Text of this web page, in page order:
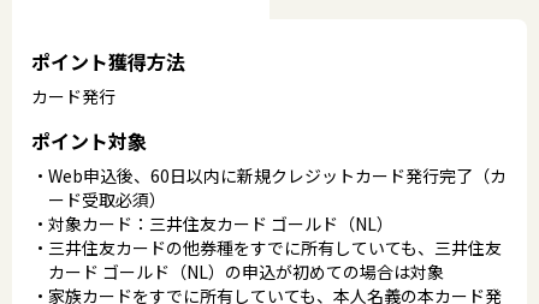
ポイント獲得方法
カード発行
ポイント対象
Web申込後、60日以内に新規クレジットカード発行完了（カ
ード受取必須）
対象カード：三井住友カード ゴールド（NL）
三井住友カードの他券種をすでに所有していても、三井住友
カード ゴールド（NL）の申込が初めての場合は対象
家族カードをすでに所有していても、本人名義の本カード発